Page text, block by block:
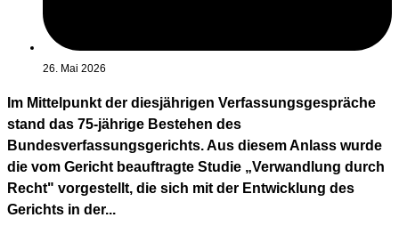
26. Mai 2026
Im Mittelpunkt der diesjährigen Verfassungsgespräche
stand das 75-jährige Bestehen des
Bundesverfassungsgerichts. Aus diesem Anlass wurde
die vom Gericht beauftragte Studie „Verwandlung durch
Recht" vorgestellt, die sich mit der Entwicklung des
Gerichts in der...